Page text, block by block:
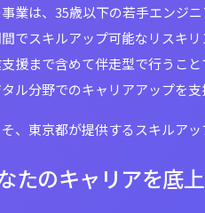
業は、 35歳以下の若手エンジニ
でスキルアップ可能なリスキ
援まで含めて伴走型で行うこと
ル分野でのキャリアアップを支
、 東京都が提供するスキルア
たのキャリアを底